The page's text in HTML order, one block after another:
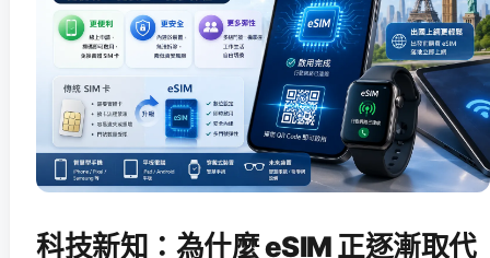
科技新知：為什麼 eSIM 正逐漸取代